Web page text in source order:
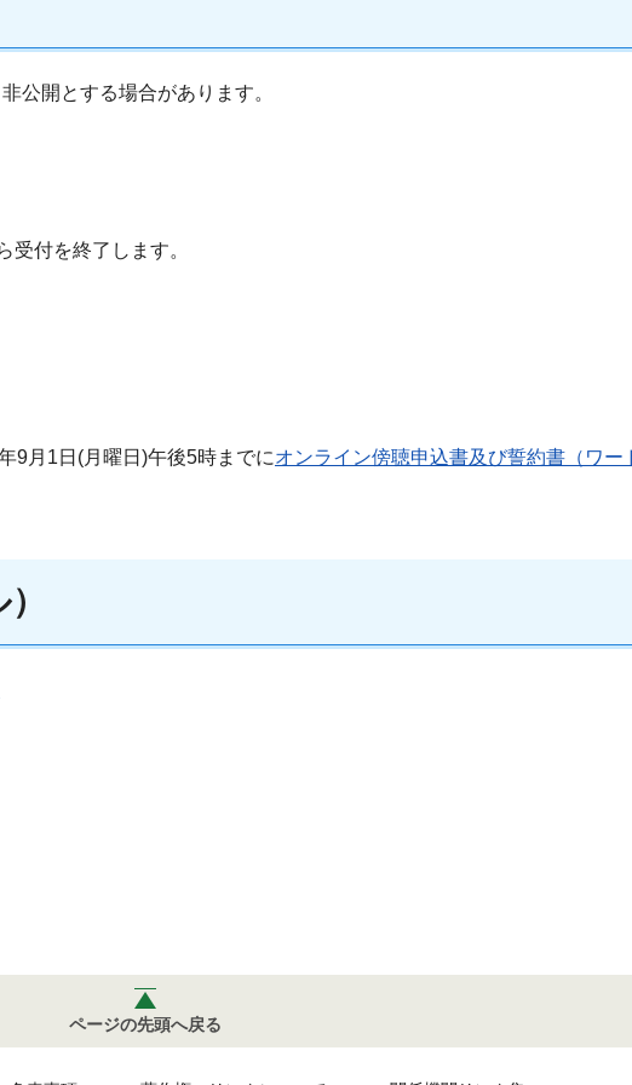
公開とする場合があります。
付を終了します。
9月1日(月曜日)午後5時までにオンライン傍聴申込書及び誓約書（ワー
ページの先頭へ戻る